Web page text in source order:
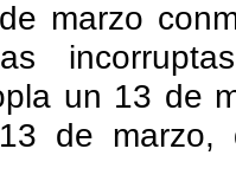
marzo
un 13 de
de